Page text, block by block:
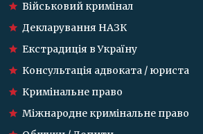
Військовий кримінал
Декларування НАЗК
Екстрадиція в Україну
Консультація адвоката / юриста
Кримінальне право
Міжнародне кримінальне право